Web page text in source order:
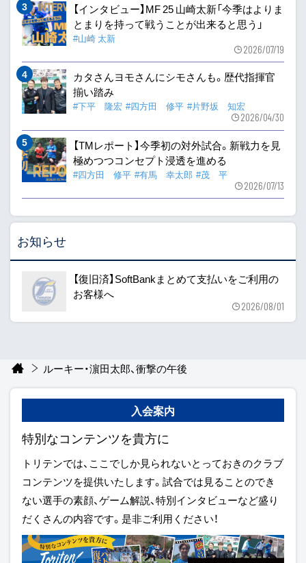
【インタビュー】MF 25 山崎太新「今季はよりま
とまりを持って戦うことが出来ると思う」
#山崎 太新
2026/07/19
カタさんヨモさんにシモさんも。歴代指揮官
揃い踏み
#下平 隆宏 #四方田 修平 #片野坂 知宏
2026/04/30
【TMレポート】今季初の対外試合。新戦力を見
極めつつコンセプト浸透を進める
#四方田 修平 #有馬 幸太郎 #茂 平
2026/07/13
お知らせ
【復旧済】SoftBankまとめて支払いをご利用の
お客様へ
2026/08/01
ルーキー・濵田太郎、衝撃の午後
入会案内
特別なコンテンツを貴方に
トリテンでは、ここでしか見られないとっておきのクラブ
コンテンツを提供いたします。試合では見ることのでき
ない選手の素顔、ゲーム解説、特別インタビューなど盛り
だくさんの内容です。是非ご利用ください！